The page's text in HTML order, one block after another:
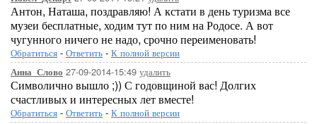
Антон, Наташа, поздравляю! А кстати в день туризма все
музеи бесплатные, ходим тут по ним на Родосе. А вот
чугунного ничего не надо, срочно переименовать!
Обратиться - Ответить - К полной версии
Анна_Слово 27-09-2014-15:49 удалить
Символично вышло ;)) С годовщиной вас! Долгих
счастливых и интересных лет вместе!
Обратиться - Ответить - К полной версии